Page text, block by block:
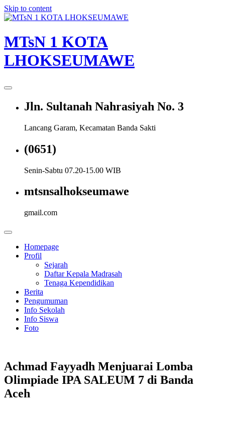
Skip to content
MTsN 1 KOTA
LHOKSEUMAWE
Jln. Sultanah Nahrasiyah No. 3
Lancang Garam, Kecamatan Banda Sakti
(0651)
Senin-Sabtu 07.20-15.00 WIB
mtsnsalhokseumawe
gmail.com
Homepage
Profil
Sejarah
Daftar Kepala Madrasah
Tenaga Kependidikan
Berita
Pengumuman
Info Sekolah
Info Siswa
Foto
Achmad Fayyadh Menjuarai Lomba
Olimpiade IPA SALEUM 7 di Banda
Aceh